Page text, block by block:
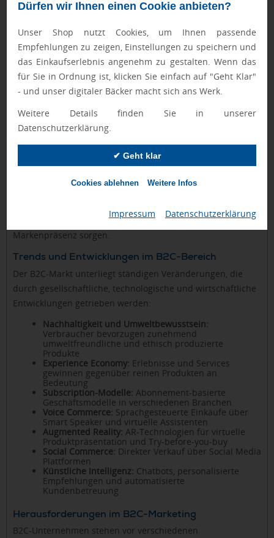
Dürfen wir Ihnen einen Cookie anbieten?
Unser Shop nutzt Cookies, um Ihnen passende
Empfehlungen zu zeigen, Einstellungen zu speichern und
das Einkaufserlebnis angenehm zu gestalten. Wenn das
für Sie in Ordnung ist, klicken Sie einfach auf "Geht Klar"
- und unser digitaler Bäcker macht sich ans Werk.
Weitere Details finden Sie in unserer
Datenschutzerklärung.
✔ Geht klar
Cookies ablehnen Weitere Infos
Impressum Datenschutzerklärung
Kundengewinnung. Im Gegensatz zum B2B-Bereich, wo
sie im B2C-Segment häufig als
Verkaufsförderungsinstrument oder Give-aways bei Events
eingesetzt.
B2C-Unternehmen nutzen Werbeartikel strategisch, um ihre
bei Verbrauchern zu schaffen. Beliebte Artikel umfassen
praktische Alltagsgegenstände wie
personalisierte Taschenoder saisonale Artikel. Bei
Veranstaltungen, Messen oder Promotionen werden diese
regelmäßig verwendet werden, da sie für kontinuierliche
Markenpräsenz sorgen.
Trends und Entwicklungen im B2C-Bereich
Der B2C-Markt unterliegt ständigen Veränderungen, die
durch gesellschaftliche, technologische und wirtschaftliche
Entwicklungen getrieben werden:
Nachhaltigkeit und Umweltbewusstsein:
Verbraucher bevorzugen zunehmend
umweltfreundliche und ethisch produzierte
Produkte
Experience Economy: Erlebnisse und Services
gewinnen gegenüber reinen Produkten an
Bedeutung
Subscription-Modelle: Abonnement-basierte
Geschäftsmodelle in verschiedenen Branchen
Voice Commerce: Sprachgesteuerte Einkäufe über
Smart Speaker und virtuelle Assistenten
Augmented Reality: AR-Technologien für virtuelle
Produktpräsentation und Try-before-you-buy
Social Commerce: Direkter Verkauf über Social Media
Plattformen
Künstliche Intelligenz: Chatbots, personalisierte
Empfehlungen und automatisierte
Kundenbetreuung
Herausforderungen im B2C-Marketing
B2C-Unternehmen stehen vor verschiedenen